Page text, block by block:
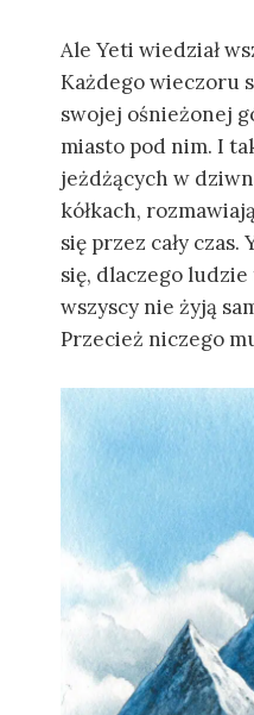
Ale Yeti wiedział
Każdego wieczoru
swojej ośnieżonej
miasto pod nim. I
jeżdżących w
kółkach,
się przez cały czas.
się, dlaczego
wszyscy nie żyją
Przecież niczego